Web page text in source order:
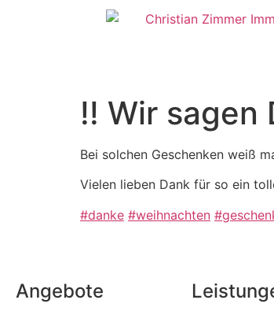
!! Wir sagen
Bei solchen Geschenken weiß
Vielen lieben Dank für so ein
#danke #weihnachten
Angebote